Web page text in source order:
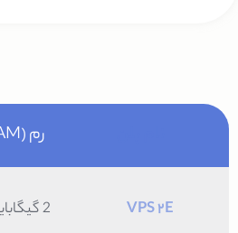
رم (RAM)
VPS 2E 2 گیگابایت